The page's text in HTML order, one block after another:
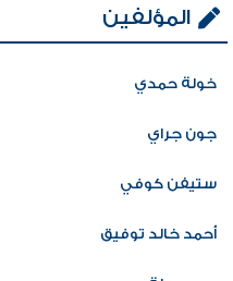
المؤلفين
خولة حمدي
جون جراي
ستيفن كوفي
أحمد خالد توفيق